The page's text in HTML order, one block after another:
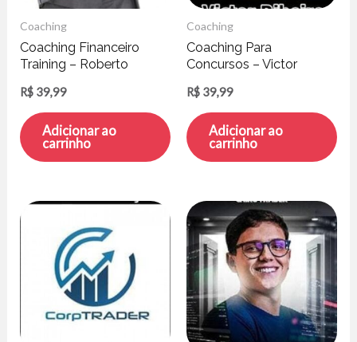
Coaching
Coaching Financeiro
Training – Roberto
R$ 39,99
Adicionar ao
carrinho
Coaching
Coaching Para
Concursos – Victor
R$ 39,99
Adicionar ao
carrinho